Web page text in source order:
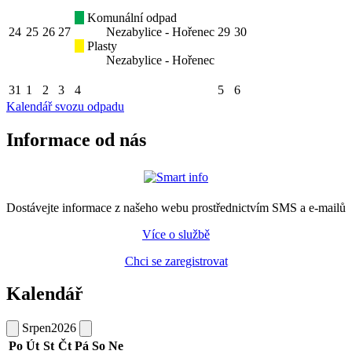
24 25 26 27
Komunální odpad
Nezabylice - Hořenec
Plasty
Nezabylice - Hořenec
29 30
31 1 2 3 4 5
6
Kalendář svozu odpadu
Informace od nás
Dostávejte informace z našeho webu prostřednictvím SMS a e-mailů
Více o službě
Chci se zaregistrovat
Kalendář
Srpen2026
Po Út St Čt Pá So Ne